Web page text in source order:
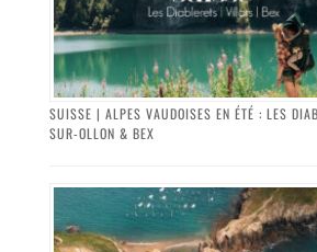
SUISSE | ALPES VAUDOISES EN ÉTÉ : LES
SUR-OLLON & BEX